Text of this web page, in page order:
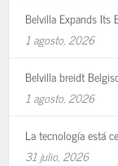
Belvilla Expands
1 agosto, 2026
Belvilla breidt
1 agosto, 2026
La tecnología está
31 julio, 2026